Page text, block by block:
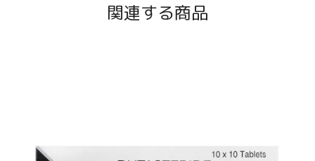
関連する商品